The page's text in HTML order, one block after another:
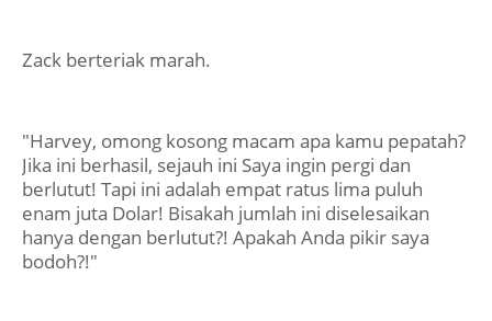
Zack berteriak marah.
"Harvey, omong kosong macam apa kamu pepatah?
Jika ini berhasil, sejauh ini Saya ingin pergi dan
berlutut! Tapi ini adalah empat ratus lima puluh
enam juta Dolar! Bisakah jumlah ini diselesaikan
hanya dengan berlutut?! Apakah Anda pikir saya
bodoh?!"